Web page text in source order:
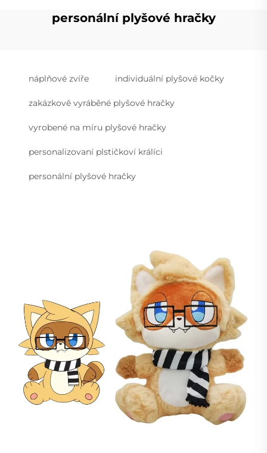
personální plyšové hračky
náplňové zvíře individuální plyšové kočky
zakázkově vyráběné plyšové hračky
vyrobené na míru plyšové hračky
personalizovaní plstičkoví králíci
personální plyšové hračky